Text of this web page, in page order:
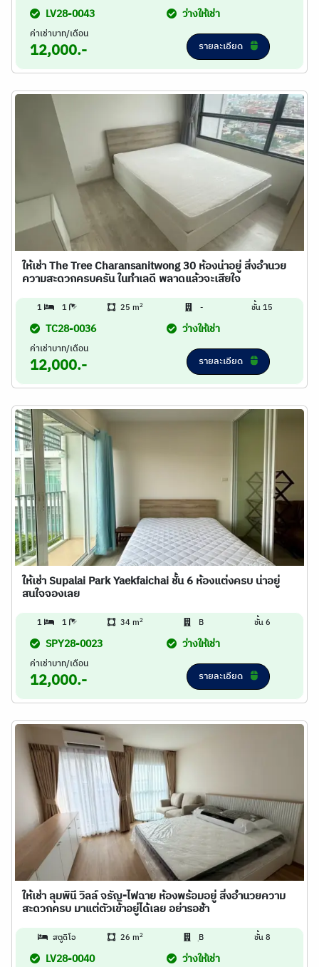
LV28-0043 ว่างให้เช่า
ค่าเช่าบาท/เดือน
12,000.- รายละเอียด
ให้เช่า The Tree Charansanitwong 30 ห้องน่าอยู่ สิ่งอำนวย
ความสะดวกครบครัน ในทำเลดี พลาดแล้วจะเสียใจ
1 1 25 m2 - ชั้น 15
TC28-0036 ว่างให้เช่า
ค่าเช่าบาท/เดือน
12,000.- รายละเอียด
ให้เช่า Supalai Park Yaekfaichai ชั้น 6 ห้องแต่งครบ น่าอยู่
สนใจจองเลย
1 1 34 m2 B ชั้น 6
SPY28-0023 ว่างให้เช่า
ค่าเช่าบาท/เดือน
12,000.- รายละเอียด
ให้เช่า ลุมพินี วิลล์ จรัญ-ไฟฉาย ห้องพร้อมอยู่ สิ่งอำนวยความ
สะดวกครบ มาแต่ตัวเข้าอยู่ได้เลย อย่ารอช้า
สตูดิโอ 26 m2 ฺB ชั้น 8
LV28-0040 ว่างให้เช่า